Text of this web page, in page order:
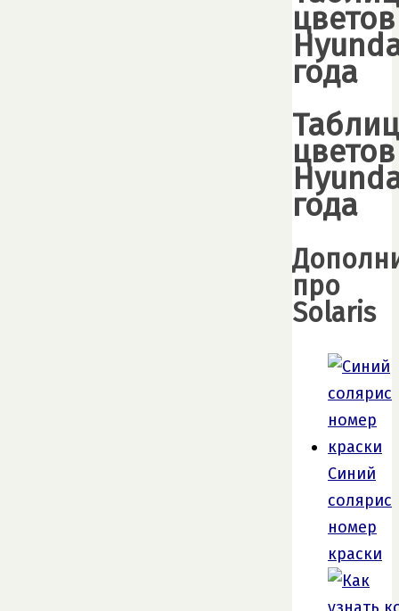
цветов
года
цветов
года
про
Solaris
Синий
солярис
номер
краски